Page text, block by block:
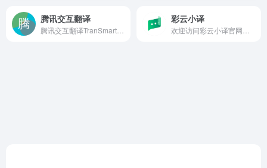
腾讯交互翻译 彩云小译